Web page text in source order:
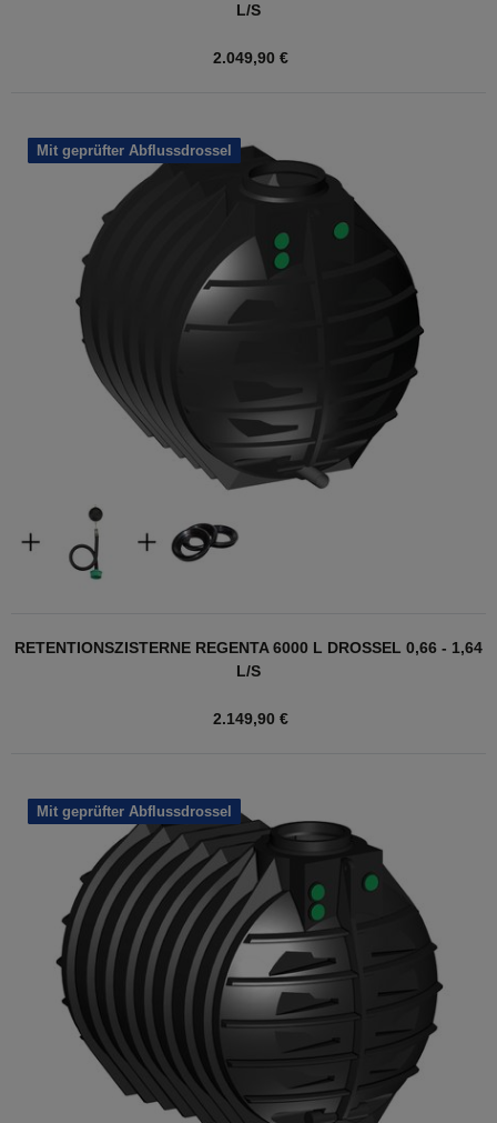
L/S
2.049,90 €
Mit geprüfter Abflussdrossel
RETENTIONSZISTERNE REGENTA 6000 L DROSSEL 0,66 - 1,64
L/S
2.149,90 €
Mit geprüfter Abflussdrossel